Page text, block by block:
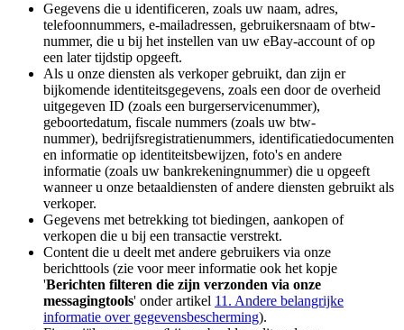
Gegevens die u identificeren, zoals uw naam, adres,
telefoonnummers, e-mailadressen, gebruikersnaam of btw-
nummer, die u bij het instellen van uw eBay-account of op
een later tijdstip opgeeft.
Als u onze diensten als verkoper gebruikt, dan zijn er
bijkomende identiteitsgegevens, zoals een door de overheid
uitgegeven ID (zoals een burgerservicenummer),
geboortedatum, fiscale nummers (zoals uw btw-
nummer), bedrijfsregistratienummers, identificatiedocumenten
en informatie op identiteitsbewijzen, foto's en andere
informatie (zoals uw bankrekeningnummer) die u opgeeft
wanneer u onze betaaldiensten of andere diensten gebruikt als
verkoper.
Gegevens met betrekking tot biedingen, aankopen of
verkopen die u bij een transactie verstrekt.
Content die u deelt met andere gebruikers via onze
berichttools (zie voor meer informatie ook het kopje
'Berichten filteren die zijn verzonden via onze
messagingtools' onder artikel 11. Andere belangrijke
informatie over gegevensbescherming).